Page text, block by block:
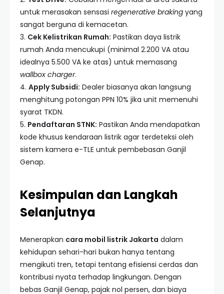
untuk merasakan sensasi regenerative braking yang
sangat berguna di kemacetan.
3. Cek Kelistrikan Rumah: Pastikan daya listrik
rumah Anda mencukupi (minimal 2.200 VA atau
idealnya 5.500 VA ke atas) untuk memasang
wallbox charger.
4. Apply Subsidi: Dealer biasanya akan langsung
menghitung potongan PPN 10% jika unit memenuhi
syarat TKDN.
5. Pendaftaran STNK: Pastikan Anda mendapatkan
kode khusus kendaraan listrik agar terdeteksi oleh
sistem kamera e-TLE untuk pembebasan Ganjil
Genap.
Kesimpulan dan Langkah
Selanjutnya
Menerapkan cara mobil listrik Jakarta dalam
kehidupan sehari-hari bukan hanya tentang
mengikuti tren, tetapi tentang efisiensi cerdas dan
kontribusi nyata terhadap lingkungan. Dengan
bebas Ganjil Genap, pajak nol persen, dan biaya